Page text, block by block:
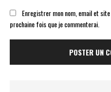
Enregistrer mon nom, email et
prochaine fois que je commenterai.